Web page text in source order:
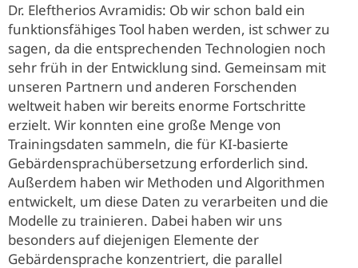
Dr. Eleftherios Avramidis: Ob wir schon bald ein
funktionsfähiges Tool haben werden, ist schwer zu
sagen, da die entsprechenden Technologien noch
sehr früh in der Entwicklung sind. Gemeinsam mit
unseren Partnern und anderen Forschenden
weltweit haben wir bereits enorme Fortschritte
erzielt. Wir konnten eine große Menge von
Trainingsdaten sammeln, die für KI-basierte
Gebärdensprachübersetzung erforderlich sind.
Außerdem haben wir Methoden und Algorithmen
entwickelt, um diese Daten zu verarbeiten und die
Modelle zu trainieren. Dabei haben wir uns
besonders auf diejenigen Elemente der
Gebärdensprache konzentriert, die parallel